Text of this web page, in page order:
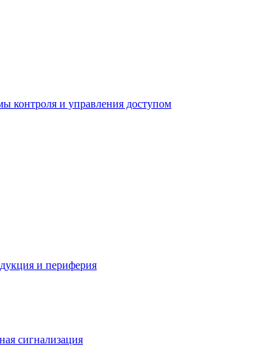
контроля и управления доступом
и периферия
сигнализация